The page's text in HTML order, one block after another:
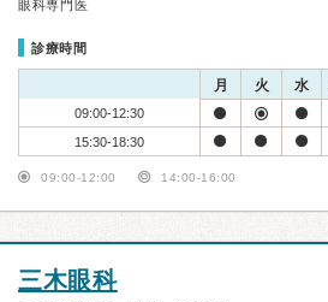
眼科専門医
診療時間
月 火 水
09:00-12:30
15:30-18:30
09:00-12:00 14:00-16:00
三木眼科